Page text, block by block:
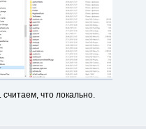
считаем, что локально.